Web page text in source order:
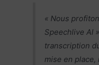
« Nous
Speechlive AI
transcription
mise en place,